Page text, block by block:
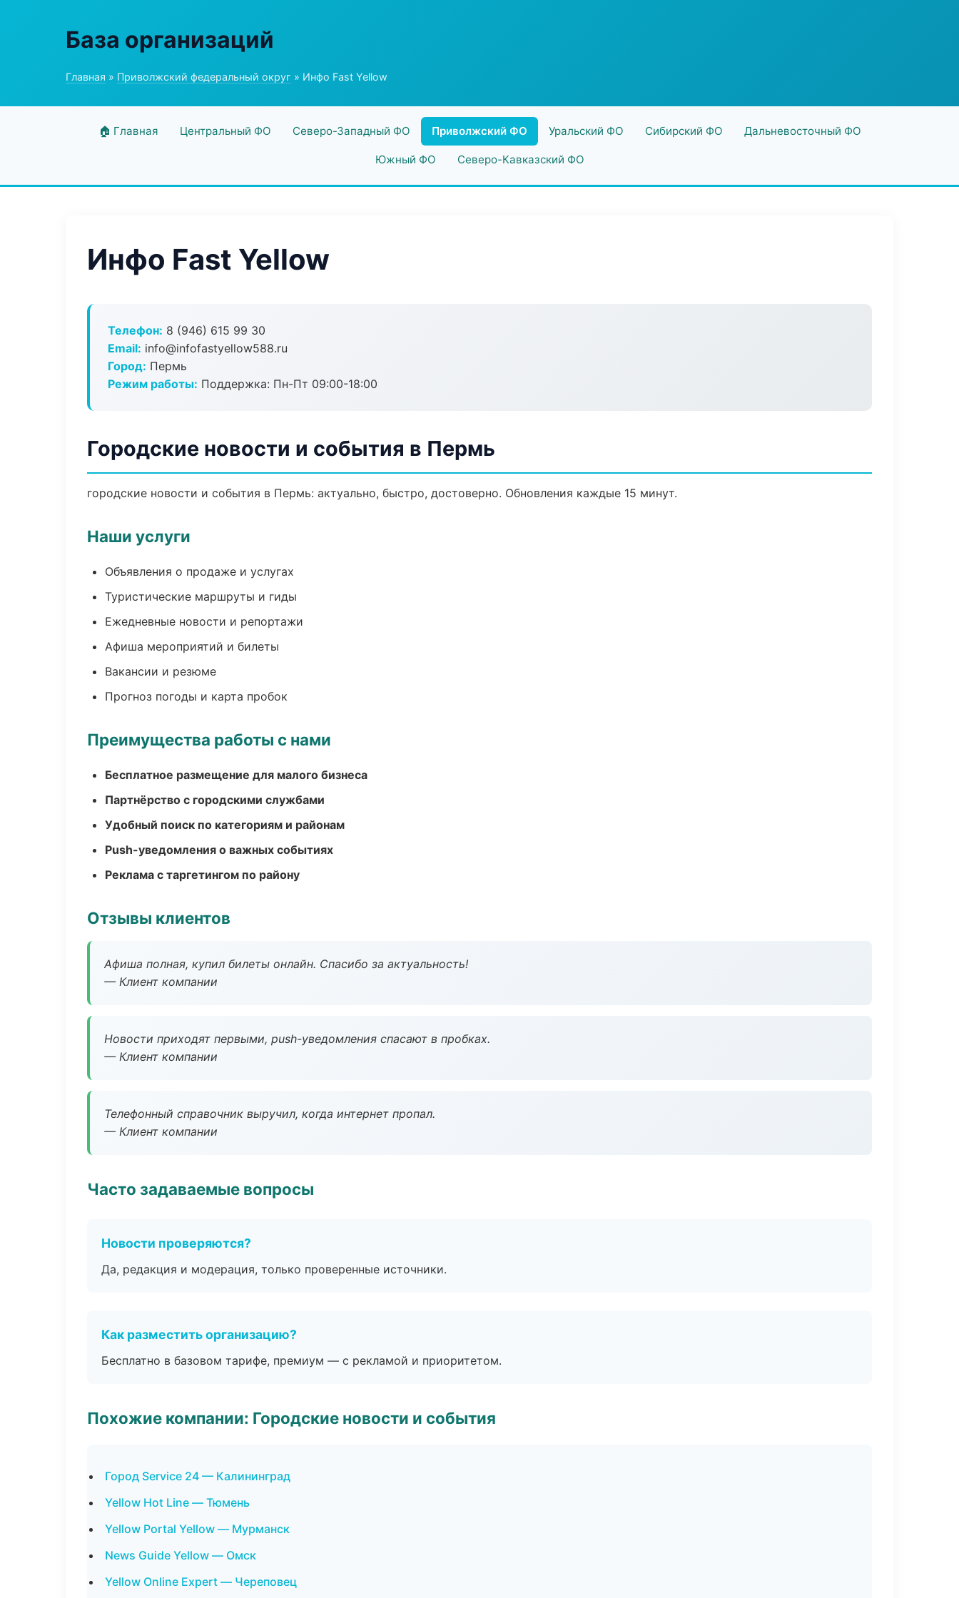
База организаций
Главная » Приволжский федеральный округ » Инфо Fast Yellow
🏠 Главная Центральный ФО Северо-Западный ФО Приволжский ФО Уральский ФО Сибирский ФО Дальневосточный ФО
Южный ФО Северо-Кавказский ФО
Инфо Fast Yellow
Телефон: 8 (946) 615 99 30
Email: info@infofastyellow588.ru
Город: Пермь
Режим работы: Поддержка: Пн-Пт 09:00-18:00
Городские новости и события в Пермь
городские новости и события в Пермь: актуально, быстро, достоверно. Обновления каждые 15 минут.
Наши услуги
Объявления о продаже и услугах
Туристические маршруты и гиды
Ежедневные новости и репортажи
Афиша мероприятий и билеты
Вакансии и резюме
Прогноз погоды и карта пробок
Преимущества работы с нами
Бесплатное размещение для малого бизнеса
Партнёрство с городскими службами
Удобный поиск по категориям и районам
Push-уведомления о важных событиях
Реклама с таргетингом по району
Отзывы клиентов
Афиша полная, купил билеты онлайн. Спасибо за актуальность!
— Клиент компании
Новости приходят первыми, push-уведомления спасают в пробках.
— Клиент компании
Телефонный справочник выручил, когда интернет пропал.
— Клиент компании
Часто задаваемые вопросы
Новости проверяются?
Да, редакция и модерация, только проверенные источники.
Как разместить организацию?
Бесплатно в базовом тарифе, премиум — с рекламой и приоритетом.
Похожие компании: Городские новости и события
Город Service 24 — Калининград
Yellow Hot Line — Тюмень
Yellow Portal Yellow — Мурманск
News Guide Yellow — Омск
Yellow Online Expert — Череповец